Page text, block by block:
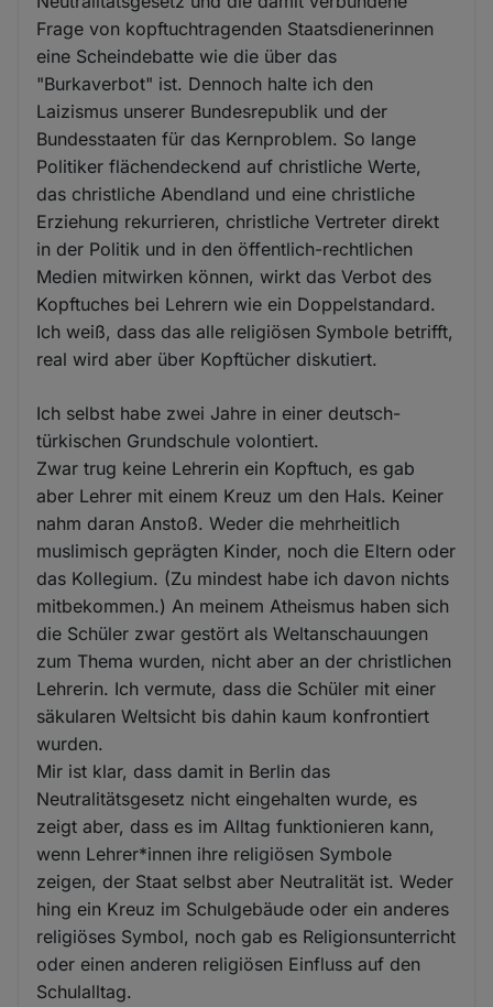
Frage von kopftuchtragenden Staatsdienerinnen
eine Scheindebatte wie die über das
"Burkaverbot" ist. Dennoch halte ich den
Laizismus unserer Bundesrepublik und der
Bundesstaaten für das Kernproblem. So lange
Politiker flächendeckend auf christliche Werte,
das christliche Abendland und eine christliche
Erziehung rekurrieren, christliche Vertreter direkt
in der Politik und in den öffentlich-rechtlichen
Medien mitwirken können, wirkt das Verbot des
Kopftuches bei Lehrern wie ein Doppelstandard.
Ich weiß, dass das alle religiösen Symbole betrifft,
real wird aber über Kopftücher diskutiert.
Ich selbst habe zwei Jahre in einer deutsch-
türkischen Grundschule volontiert.
Zwar trug keine Lehrerin ein Kopftuch, es gab
aber Lehrer mit einem Kreuz um den Hals. Keiner
nahm daran Anstoß. Weder die mehrheitlich
muslimisch geprägten Kinder, noch die Eltern oder
das Kollegium. (Zu mindest habe ich davon nichts
mitbekommen.) An meinem Atheismus haben sich
die Schüler zwar gestört als Weltanschauungen
zum Thema wurden, nicht aber an der christlichen
Lehrerin. Ich vermute, dass die Schüler mit einer
säkularen Weltsicht bis dahin kaum konfrontiert
wurden.
Mir ist klar, dass damit in Berlin das
Neutralitätsgesetz nicht eingehalten wurde, es
zeigt aber, dass es im Alltag funktionieren kann,
wenn Lehrer*innen ihre religiösen Symbole
zeigen, der Staat selbst aber Neutralität ist. Weder
hing ein Kreuz im Schulgebäude oder ein anderes
religiöses Symbol, noch gab es Religionsunterricht
oder einen anderen religiösen Einfluss auf den
Schulalltag.